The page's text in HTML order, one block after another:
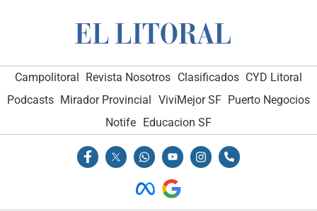
Campolitoral Revista Nosotros Clasificados CYD Litoral
Podcasts Mirador Provincial VivíMejor SF Puerto Negocios
Notife Educacion SF